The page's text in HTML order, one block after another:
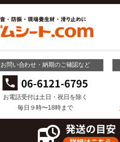
お問い合わせ・納期のご確認など
お電話受付は土日・祝日を除く
毎日９時〜18時まで